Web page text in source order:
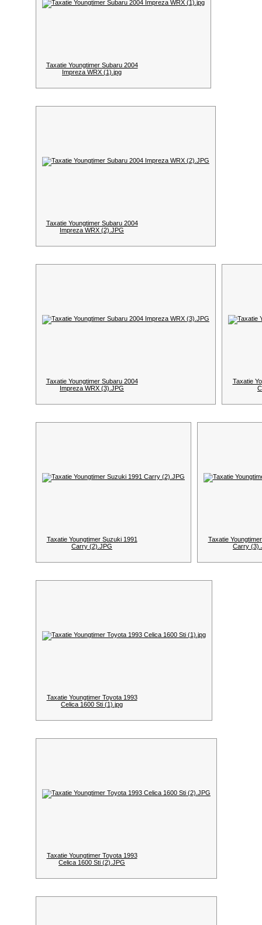
Taxatie Youngtimer Subaru 2004
Impreza WRX (1).jpg
Taxatie Youngtimer Subaru 2004
Impreza WRX (2).JPG
Taxatie Youngtimer Subaru 2004
Impreza WRX (3).JPG
Taxatie
Taxatie Youngtimer Suzuki 1991
Carry (2).JPG
Taxatie
Carry
Taxatie Youngtimer Toyota 1993
Celica 1600 Sti (1).jpg
Taxatie Youngtimer Toyota 1993
Celica 1600 Sti (2).JPG